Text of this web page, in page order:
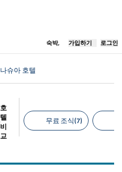
숙박,새 탭 열림
가입하기 로그인
나슈아 호텔
호
텔
비
교
무료 조식(7)